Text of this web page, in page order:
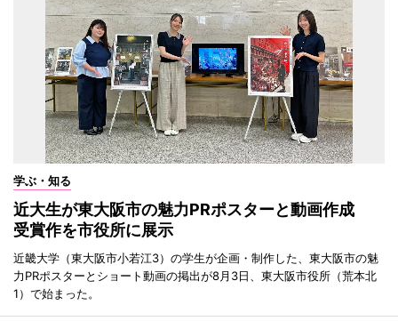
学ぶ・知る
近大生が東大阪市の魅力PRポスターと動画作成
受賞作を市役所に展示
近畿大学（東大阪市小若江3）の学生が企画・制作した、東大阪市の魅
力PRポスターとショート動画の掲出が8月3日、東大阪市役所（荒本北
1）で始まった。